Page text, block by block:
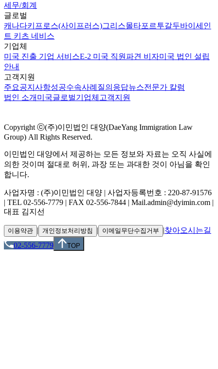
세무/회계
글로벌
캐나다키프로스(사이프러스)그리스몰타포르투갈두바이 세인
트 키츠 네비스
기업체
미국 진출 기업 서비스E-2 미국 직원파견 비자미국 법인 설립
안내
고객지원
주요공지사항성공수속사례 질의응답뉴스전문가 칼럼
법인 소개 미국글로벌기업체 고객지원
Copyright ⓒ(주)이민법인 대양(DaeYang Immigration Law
Group) All Rights Reserved.
이민법인 대양에서 제공하는 모든 정보와 자료는 오직 사실에
의한 것이며 절대로 허위, 과장 또는 과대한 것이 아님을 확인
합니다.
사업자명 : (주)이민법인 대양 | 사업자등록번호 : 220-87-91576
| TEL 02-556-7779 | FAX 02-556-7844 | Mail.admin@dyimin.com |
대표 김지선
이용약관 | 개인정보처리방침 | 이메일무단수집거부 |찾아오시는길
02-556-7779
TOP